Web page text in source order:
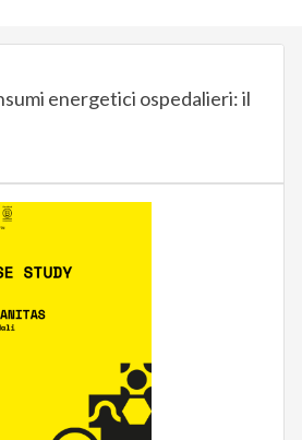
energetici ospedalieri: il